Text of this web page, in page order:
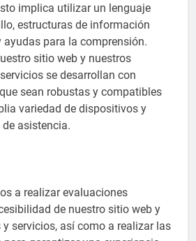
implica utilizar un lenguaje
estructuras de información
ayudas para la comprensión.
sitio web y nuestros
se desarrollan con
sean robustas y compatibles
variedad de dispositivos y
asistencia.
a realizar evaluaciones
de nuestro sitio web y
servicios, así como a realizar las